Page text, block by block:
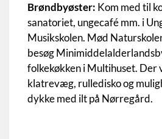
Brøndbyøster: Kom med til
sanatoriet, ungecafé mm. i
Musikskolen. Mød
besøg
folkekøkken i Multihuset. Der
klatrevæg, rulledisko og
dykke med ilt på Nørregård.